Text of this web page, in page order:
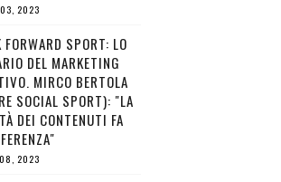
03, 2023
SPORT: LO
DEL MARKETING
MIRCO BERTOLA
SOCIAL SPORT): "LA
DEI CONTENUTI FA
2023